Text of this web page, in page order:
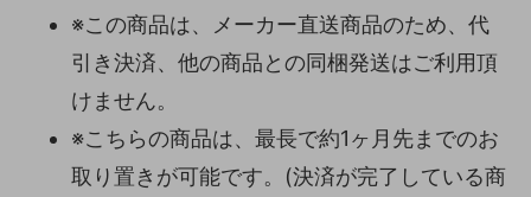
※この商品は、メーカー直送商品のため、代
引き決済、他の商品との同梱発送はご利用頂
けません。
※こちらの商品は、最長で約1ヶ月先までのお
取り置きが可能です。(決済が完了している商